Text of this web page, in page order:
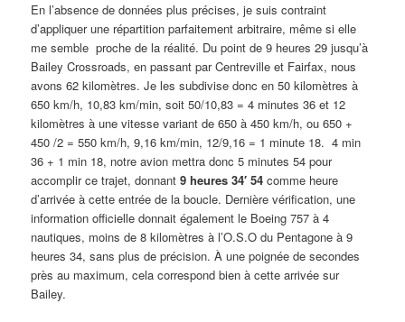
En l’absence de données plus précises, je suis contraint
d’appliquer une répartition parfaitement arbitraire, même si elle
me semble proche de la réalité. Du point de 9 heures 29 jusqu’à
Bailey Crossroads, en passant par Centreville et Fairfax, nous
avons 62 kilomètres. Je les subdivise donc en 50 kilomètres à
650 km/h, 10,83 km/min, soit 50/10,83 = 4 minutes 36 et 12
kilomètres à une vitesse variant de 650 à 450 km/h, ou 650 +
450 /2 = 550 km/h, 9,16 km/min, 12/9,16 = 1 minute 18. 4 min
36 + 1 min 18, notre avion mettra donc 5 minutes 54 pour
accomplir ce trajet, donnant9 heures 34′ 54 comme heure
d’arrivée à cette entrée de la boucle. Dernière vérification, une
information officielle donnait également le Boeing 757 à 4
nautiques, moins de 8 kilomètres à l’O.S.O du Pentagone à 9
heures 34, sans plus de précision. À une poignée de secondes
près au maximum, cela correspond bien à cette arrivée sur
Bailey.